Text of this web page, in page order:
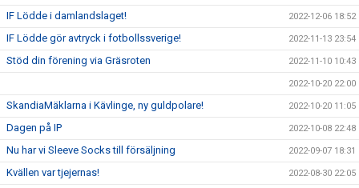
IF Lödde i damlandslaget! 2022-12-06 18:52
IF Lödde gör avtryck i fotbollssverige! 2022-11-13 23:54
Stöd din förening via Gräsroten 2022-11-10 10:43
2022-10-20 22:00
SkandiaMäklarna i Kävlinge, ny guldpolare! 2022-10-20 11:05
Dagen på IP 2022-10-08 22:48
Nu har vi Sleeve Socks till försäljning 2022-09-07 18:31
Kvällen var tjejernas! 2022-08-30 22:05